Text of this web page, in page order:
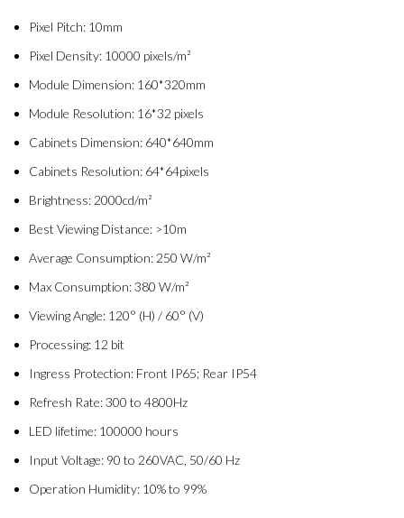
Pixel Pitch: 10mm
Pixel Density: 10000 pixels/m²
Module Dimension: 160*320mm
Module Resolution: 16*32 pixels
Cabinets Dimension: 640*640mm
Cabinets Resolution: 64*64pixels
Brightness: 2000cd/m²
Best Viewing Distance: >10m
Average Consumption: 250 W/m²
Max Consumption: 380 W/m²
Viewing Angle: 120° (H) / 60° (V)
Processing: 12 bit
Ingress Protection: Front IP65; Rear IP54
Refresh Rate: 300 to 4800Hz
LED lifetime: 100000 hours
Input Voltage: 90 to 260VAC, 50/60 Hz
Operation Humidity: 10% to 99%